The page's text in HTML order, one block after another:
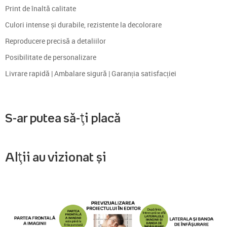
Print de înaltă calitate
Culori intense și durabile, rezistente la decolorare
Reproducere precisă a detaliilor
Posibilitate de personalizare
Livrare rapidă | Ambalare sigură | Garanția satisfacției
S-ar putea să-ți placă
Alții au vizionat și